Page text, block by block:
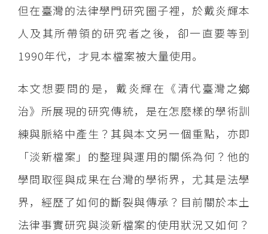
但在臺灣的法律學門研究圈子裡，於戴炎輝本
人及其所帶領的研究者之後，卻一直要等到
1990年代，才見本檔案被大量使用。
本文想要問的是，戴炎輝在《清代臺灣之鄉
治》所展現的研究傳統，是在怎麼樣的學術訓
練與脈絡中產生？其與本文另一個重點，亦即
「淡新檔案」的整理與運用的關係為何？他的
學問取徑與成果在台灣的學術界，尤其是法學
界，經歷了如何的斷裂與傳承？目前關於本土
法律事實研究與淡新檔案的使用狀況又如何？